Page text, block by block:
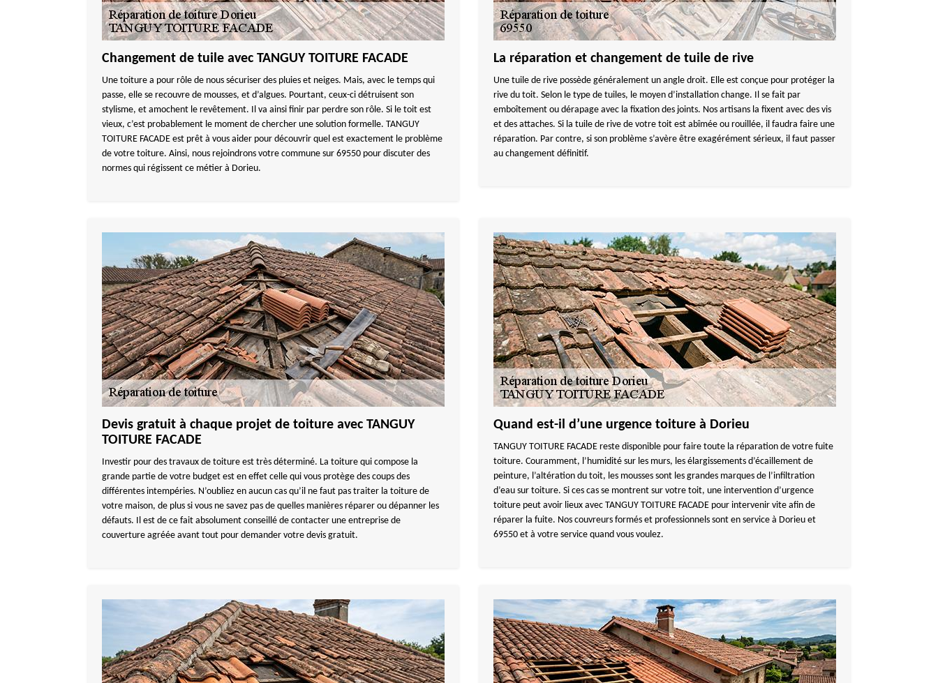
Changement de tuile avec TANGUY TOITURE FACADE
Une toiture a pour rôle de nous sécuriser des pluies et neiges. Mais, avec le temps qui
passe, elle se recouvre de mousses, et d’algues. Pourtant, ceux-ci détruisent son
stylisme, et amochent le revêtement. Il va ainsi finir par perdre son rôle. Si le toit est
vieux, c’est probablement le moment de chercher une solution formelle. TANGUY
TOITURE FACADE est prêt à vous aider pour découvrir quel est exactement le problème
de votre toiture. Ainsi, nous rejoindrons votre commune sur 69550 pour discuter des
normes qui régissent ce métier à Dorieu.
La réparation et changement de tuile de rive
Une tuile de rive possède généralement un angle droit. Elle est conçue pour protéger la
rive du toit. Selon le type de tuiles, le moyen d’installation change. Il se fait par
emboîtement ou dérapage avec la fixation des joints. Nos artisans la fixent avec des vis
et des attaches. Si la tuile de rive de votre toit est abîmée ou rouillée, il faudra faire une
réparation. Par contre, si son problème s’avère être exagérément sérieux, il faut passer
au changement définitif.
Devis gratuit à chaque projet de toiture avec TANGUY
TOITURE FACADE
Investir pour des travaux de toiture est très déterminé. La toiture qui compose la
grande partie de votre budget est en effet celle qui vous protège des coups des
différentes intempéries. N’oubliez en aucun cas qu’il ne faut pas traiter la toiture de
votre maison, de plus si vous ne savez pas de quelles manières réparer ou dépanner les
défauts. Il est de ce fait absolument conseillé de contacter une entreprise de
couverture agréée avant tout pour demander votre devis gratuit.
Quand est-il d’une urgence toiture à Dorieu
TANGUY TOITURE FACADE reste disponible pour faire toute la réparation de votre fuite
toiture. Couramment, l’humidité sur les murs, les élargissements d’écaillement de
peinture, l’altération du toit, les mousses sont les grandes marques de l’infiltration
d’eau sur toiture. Si ces cas se montrent sur votre toit, une intervention d’urgence
toiture peut avoir lieux avec TANGUY TOITURE FACADE pour intervenir vite afin de
réparer la fuite. Nos couvreurs formés et professionnels sont en service à Dorieu et
69550 et à votre service quand vous voulez.